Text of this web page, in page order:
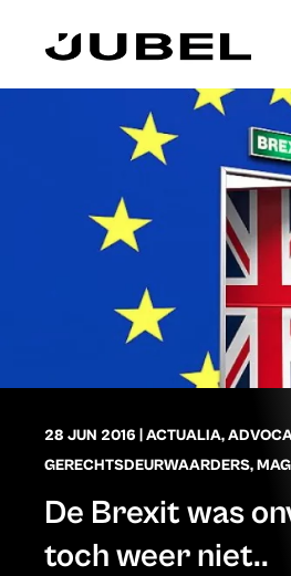
28 JUN 2016 ACTUALIA,
GERECHTSDEURWAARDERS,
De Brexit was
toch weer niet..